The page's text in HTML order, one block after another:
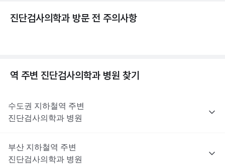
진단검사의학과 방문 전 주의사항
역 주변 진단검사의학과 병원 찾기
수도권 지하철역 주변
진단검사의학과 병원
부산 지하철역 주변
진단검사의학과 병원